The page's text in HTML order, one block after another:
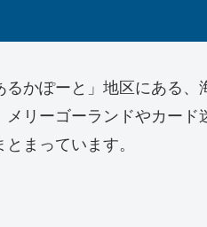
かぽーと」地区にある、
リーゴーランドやカード
まっています。